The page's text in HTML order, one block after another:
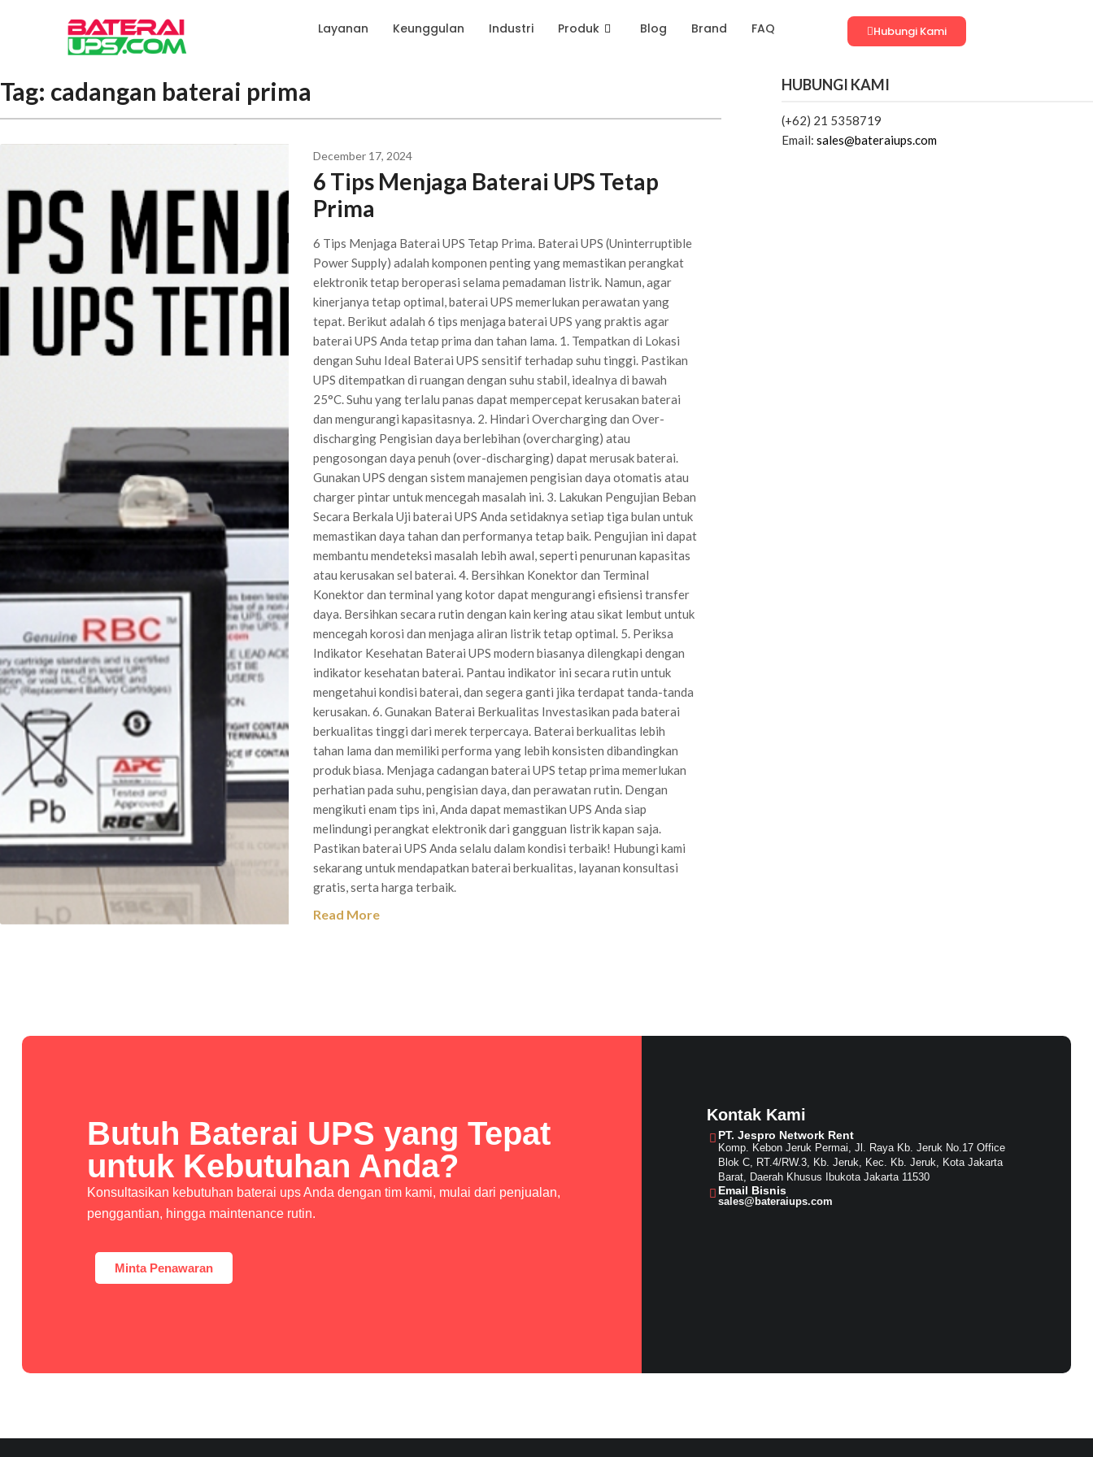
Layanan Keunggulan Industri Produk Blog Brand FAQ Hubungi Kami
Tag: cadangan baterai prima
December 17, 2024
6 Tips Menjaga Baterai UPS Tetap
Prima
6 Tips Menjaga Baterai UPS Tetap Prima. Baterai UPS (Uninterruptible
Power Supply) adalah komponen penting yang memastikan perangkat
elektronik tetap beroperasi selama pemadaman listrik. Namun, agar
kinerjanya tetap optimal, baterai UPS memerlukan perawatan yang
tepat. Berikut adalah 6 tips menjaga baterai UPS yang praktis agar
baterai UPS Anda tetap prima dan tahan lama. 1. Tempatkan di Lokasi
dengan Suhu Ideal Baterai UPS sensitif terhadap suhu tinggi. Pastikan
UPS ditempatkan di ruangan dengan suhu stabil, idealnya di bawah
25°C. Suhu yang terlalu panas dapat mempercepat kerusakan baterai
dan mengurangi kapasitasnya. 2. Hindari Overcharging dan Over-
discharging Pengisian daya berlebihan (overcharging) atau
pengosongan daya penuh (over-discharging) dapat merusak baterai.
Gunakan UPS dengan sistem manajemen pengisian daya otomatis atau
charger pintar untuk mencegah masalah ini. 3. Lakukan Pengujian Beban
Secara Berkala Uji baterai UPS Anda setidaknya setiap tiga bulan untuk
memastikan daya tahan dan performanya tetap baik. Pengujian ini dapat
membantu mendeteksi masalah lebih awal, seperti penurunan kapasitas
atau kerusakan sel baterai. 4. Bersihkan Konektor dan Terminal
Konektor dan terminal yang kotor dapat mengurangi efisiensi transfer
daya. Bersihkan secara rutin dengan kain kering atau sikat lembut untuk
mencegah korosi dan menjaga aliran listrik tetap optimal. 5. Periksa
Indikator Kesehatan Baterai UPS modern biasanya dilengkapi dengan
indikator kesehatan baterai. Pantau indikator ini secara rutin untuk
mengetahui kondisi baterai, dan segera ganti jika terdapat tanda-tanda
kerusakan. 6. Gunakan Baterai Berkualitas Investasikan pada baterai
berkualitas tinggi dari merek terpercaya. Baterai berkualitas lebih
tahan lama dan memiliki performa yang lebih konsisten dibandingkan
produk biasa. Menjaga cadangan baterai UPS tetap prima memerlukan
perhatian pada suhu, pengisian daya, dan perawatan rutin. Dengan
mengikuti enam tips ini, Anda dapat memastikan UPS Anda siap
melindungi perangkat elektronik dari gangguan listrik kapan saja.
Pastikan baterai UPS Anda selalu dalam kondisi terbaik! Hubungi kami
sekarang untuk mendapatkan baterai berkualitas, layanan konsultasi
gratis, serta harga terbaik.
Read More
HUBUNGI KAMI
(+62) 21 5358719
Email: sales@bateraiups.com
Butuh Baterai UPS yang Tepat
untuk Kebutuhan Anda?
Konsultasikan kebutuhan baterai ups Anda dengan tim kami, mulai dari penjualan,
penggantian, hingga maintenance rutin.
Minta Penawaran
Kontak Kami
PT. Jespro Network Rent​
Komp. Kebon Jeruk Permai, Jl. Raya Kb. Jeruk No.17 Office
Blok C, RT.4/RW.3, Kb. Jeruk, Kec. Kb. Jeruk, Kota Jakarta
Barat, Daerah Khusus Ibukota Jakarta 11530
Email Bisnis​
sales@bateraiups.com